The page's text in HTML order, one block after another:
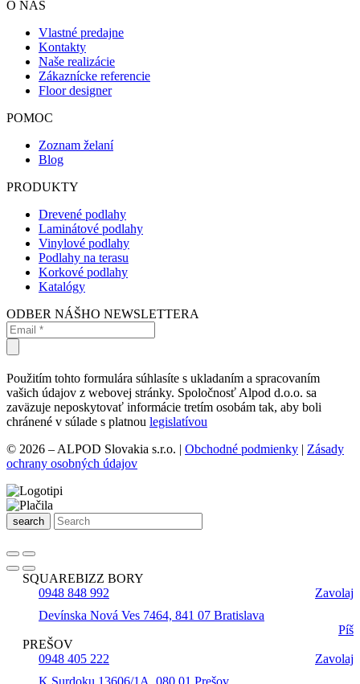
O NÁS
Vlastné predajne
Kontakty
Naše realizácie
Zákaznícke referencie
Floor designer
POMOC
Zoznam želaní
Blog
PRODUKTY
Drevené podlahy
Laminátové podlahy
Vinylové podlahy
Podlahy na terasu
Korkové podlahy
Katalógy
ODBER NÁŠHO NEWSLETTERA
Použitím tohto formulára súhlasíte s ukladaním a spracovaním
vašich údajov z webovej stránky. Spoločnosť Alpod d.o.o. sa
zaväzuje neposkytovať informácie tretím osobám tak, aby boli
chránené v súlade s platnou legislatívou
© 2026 – ALPOD Slovakia s.r.o. | Obchodné podmienky | Zásady
ochrany osobných údajov
search
SQUAREBIZZ BORY
0948 848 992
Zavolaj
Devínska Nová Ves 7464, 841 07 Bratislava
Píš
PREŠOV
0948 405 222
Zavolaj